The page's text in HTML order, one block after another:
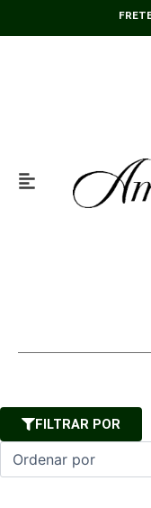
FILTRAR POR